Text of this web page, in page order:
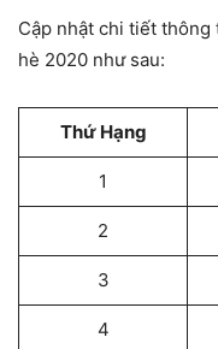
Cập nhật chi tiết thông
hè 2020 như sau:
Thứ Hạng
1
2
3
4